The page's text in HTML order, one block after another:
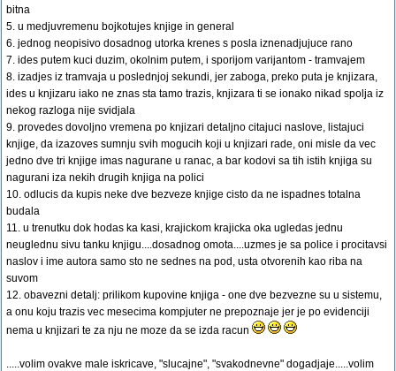
bitna
5. u medjuvremenu bojkotujes knjige in general
6. jednog neopisivo dosadnog utorka krenes s posla iznenadjujuce rano
7. ides putem kuci duzim, okolnim putem, i sporijom varijantom - tramvajem
8. izadjes iz tramvaja u poslednjoj sekundi, jer zaboga, preko puta je knjizara,
ides u knjizaru iako ne znas sta tamo trazis, knjizara ti se ionako nikad spolja iz
nekog razloga nije svidjala
9. provedes dovoljno vremena po knjizari detaljno citajuci naslove, listajuci
knjige, da izazoves sumnju svih mogucih koji u knjizari rade, oni misle da vec
jedno dve tri knjige imas nagurane u ranac, a bar kodovi sa tih istih knjiga su
nagurani iza nekih drugih knjiga na polici
10. odlucis da kupis neke dve bezveze knjige cisto da ne ispadnes totalna
budala
11. u trenutku dok hodas ka kasi, krajickom krajicka oka ugledas jednu
neuglednu sivu tanku knjigu....dosadnog omota....uzmes je sa police i procitavsi
naslov i ime autora samo sto ne sednes na pod, usta otvorenih kao riba na
suvom
12. obavezni detalj: prilikom kupovine knjiga - one dve bezvezne su u sistemu,
a onu koju trazis vec mesecima kompjuter ne prepoznaje jer je po evidenciji
nema u knjizari te za nju ne moze da se izda racun
.....volim ovakve male iskricave, "slucajne", "svakodnevne" dogadjaje.....volim